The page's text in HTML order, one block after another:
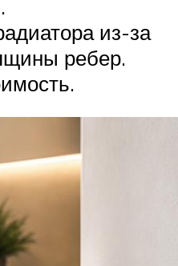
из-за
ребер.